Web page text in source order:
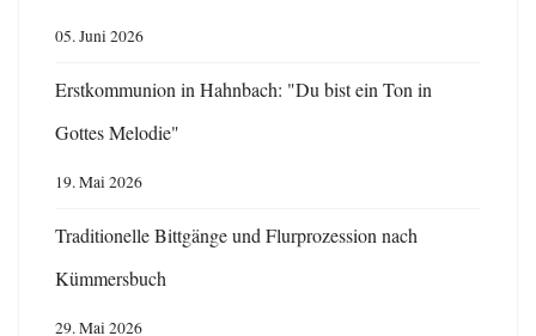
05. Juni 2026
Erstkommunion in Hahnbach: "Du bist ein Ton in
Gottes Melodie"
19. Mai 2026
Traditionelle Bittgänge und Flurprozession nach
Kümmersbuch
29. Mai 2026